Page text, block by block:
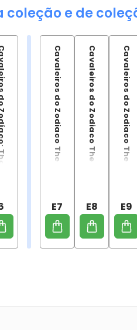
e de
Especial - 06Cavaleiros do Zodiaco The Lost Canvas Gaiden Especial - Vol. 07
E7 Cavaleiros do Zodiaco The Lost Canvas Gaiden Especial - Vol. 08
E8 Cavaleiros do Zodiaco The Lost Canvas Gaiden Especial - Vol. 09
E9